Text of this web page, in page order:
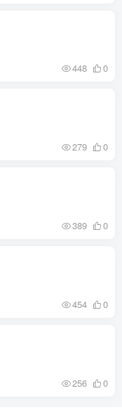
448 0
279 0
389 0
454 0
256 0